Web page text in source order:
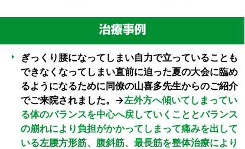
ぎっくり腰になってしまい自力で立っていることも
できなくなってしまい直前に迫った夏の大会に臨め
るようになるために同僚の山喜多先生からのご紹介
でご来院されました。→左外方へ傾いてしまってい
る体のバランスを中心へ戻していくこととバランス
の崩れにより負担がかかってしまって痛みを出して
いる左腰方形筋、腹斜筋、最長筋を整体治療により